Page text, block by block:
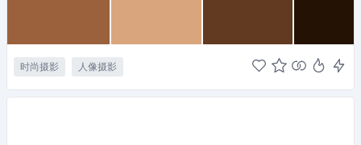
时尚摄影 人像摄影